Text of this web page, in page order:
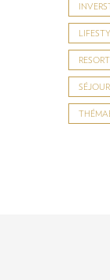
RESORT